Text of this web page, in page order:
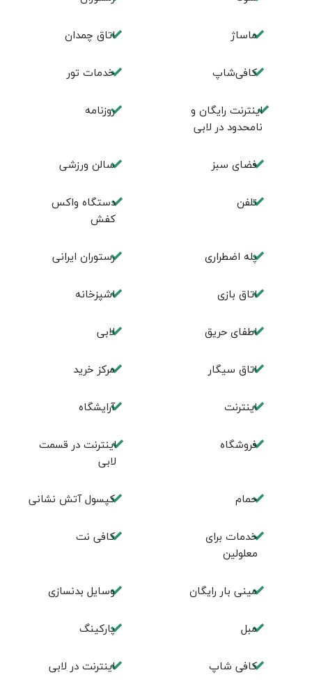
ماساژ اتاق چمدان
کافی‌شاپ خدمات تور
اینترنت رایگان و
نامحدود در لابی
روزنامه
فضای سبز سالن ورزشی
تلفن
دستگاه واکس
کفش
پله اضطراری رستوران ایرانی
اتاق بازی اشپزخانه
اطفای حریق لابی
اتاق سیگار مرکز خرید
اینترنت آرایشگاه
فروشگاه
اینترنت در قسمت
لابی
حمام کپسول آتش نشانی
خدمات برای
معلولین
کافی نت
مینی بار رایگان وسایل بدنسازی
مبل پاركينگ
كافی شاپ اينترنت در لابی